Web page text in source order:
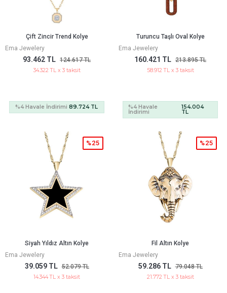
Çift Zincir Trend Kolye
Ema Jewelery
93.462 TL 124.617 TL
34.322 TL x 3 taksit
%4 Havale İndirimi89.724 TL
Turuncu Taşlı Oval Kolye
Ema Jewelery
160.421 TL 213.895 TL
58.912 TL x 3 taksit
%4 Havale
İndirimi
154.004
TL
Siyah Yıldız Altın Kolye
Ema Jewelery
39.059 TL 52.079 TL
%25
14.344 TL x 3 taksit
Fil Altın Kolye
Ema Jewelery
59.286 TL 79.048 TL
%25
21.772 TL x 3 taksit